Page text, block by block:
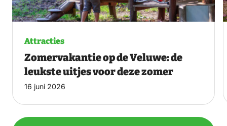
Attracties
Zomervakantie op de Veluwe: de
leukste uitjes voor deze zomer
16 juni 2026